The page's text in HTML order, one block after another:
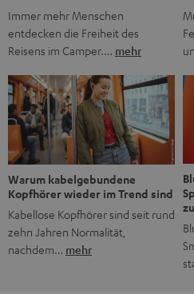
Immer mehr Menschen
entdecken die Freiheit des
Reisens im Camper.… mehr
Warum kabelgebundene
Kopfhörer wieder im Trend sind
Kabellose Kopfhörer sind seit rund
zehn Jahren Normalität,
nachdem… mehr